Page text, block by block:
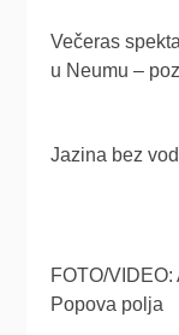
Večeras
u Neumu –
Jazina bez
FOTO/
Popova polja